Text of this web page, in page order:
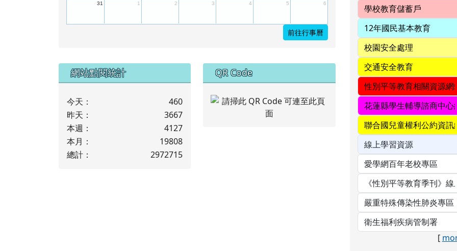
31 1 2 3 4 5 6
前往行事曆
下中左區域內容
網站點閱統計
今天：
460
昨天：
3667
本週：
4127
本月：
19808
總計：
2972715
下中右區域內容
QR Code
[